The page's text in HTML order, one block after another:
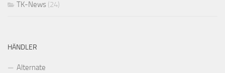
TK-News (24)
HÄNDLER
Alternate